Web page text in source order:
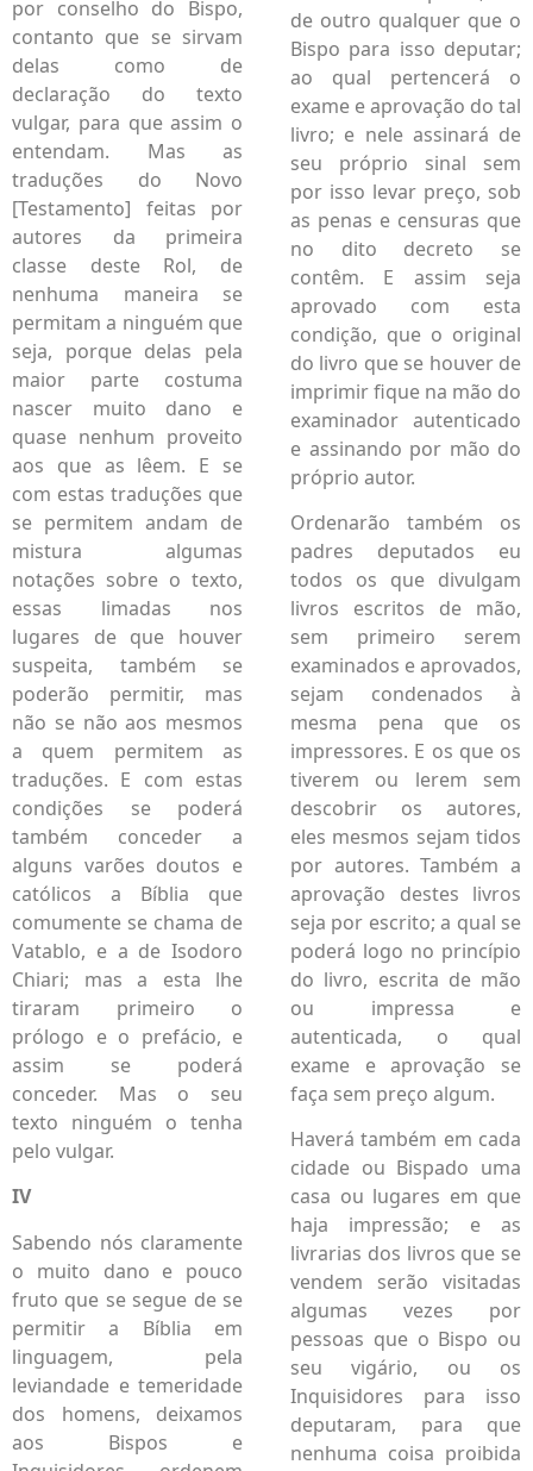
por conselho do Bispo,
contanto que se sirvam
delas como de
declaração do texto
vulgar, para que assim o
entendam. Mas as
traduções do Novo
[Testamento] feitas por
autores da primeira
classe deste Rol, de
nenhuma maneira se
permitam a ninguém que
seja, porque delas pela
maior parte costuma
nascer muito dano e
quase nenhum proveito
aos que as lêem. E se
com estas traduções que
se permitem andam de
mistura algumas
notações sobre o texto,
essas limadas nos
lugares de que houver
suspeita, também se
poderão permitir, mas
não se não aos mesmos
a quem permitem as
traduções. E com estas
condições se poderá
também conceder a
alguns varões doutos e
católicos a Bíblia que
comumente se chama de
Vatablo, e a de Isodoro
Chiari; mas a esta lhe
tiraram primeiro o
prólogo e o prefácio, e
assim se poderá
conceder. Mas o seu
texto ninguém o tenha
pelo vulgar.
IV
Sabendo nós claramente
o muito dano e pouco
fruto que se segue de se
permitir a Bíblia em
linguagem, pela
leviandade e temeridade
dos homens, deixamos
aos Bispos e
de outro qualquer que o
Bispo para isso deputar;
ao qual pertencerá o
exame e aprovação do tal
livro; e nele assinará de
seu próprio sinal sem
por isso levar preço, sob
as penas e censuras que
no dito decreto se
contêm. E assim seja
aprovado com esta
condição, que o original
do livro que se houver de
imprimir fique na mão do
examinador autenticado
e assinando por mão do
próprio autor.
Ordenarão também os
padres deputados eu
todos os que divulgam
livros escritos de mão,
sem primeiro serem
examinados e aprovados,
sejam condenados à
mesma pena que os
impressores. E os que os
tiverem ou lerem sem
descobrir os autores,
eles mesmos sejam tidos
por autores. Também a
aprovação destes livros
seja por escrito; a qual se
poderá logo no princípio
do livro, escrita de mão
ou impressa e
autenticada, o qual
exame e aprovação se
faça sem preço algum.
Haverá também em cada
cidade ou Bispado uma
casa ou lugares em que
haja impressão; e as
livrarias dos livros que se
vendem serão visitadas
algumas vezes por
pessoas que o Bispo ou
seu vigário, ou os
Inquisidores para isso
deputaram, para que
nenhuma coisa proibida